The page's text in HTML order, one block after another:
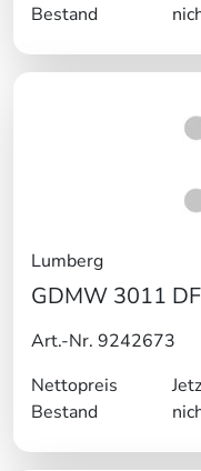
Bestand
Lumberg
GDMW 3011
Art.-Nr. 9242673
Nettopreis
Bestand